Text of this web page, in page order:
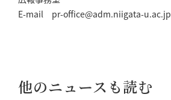
E-mail pr-office@adm.niigata-u.ac.jp
他のニュースも読む